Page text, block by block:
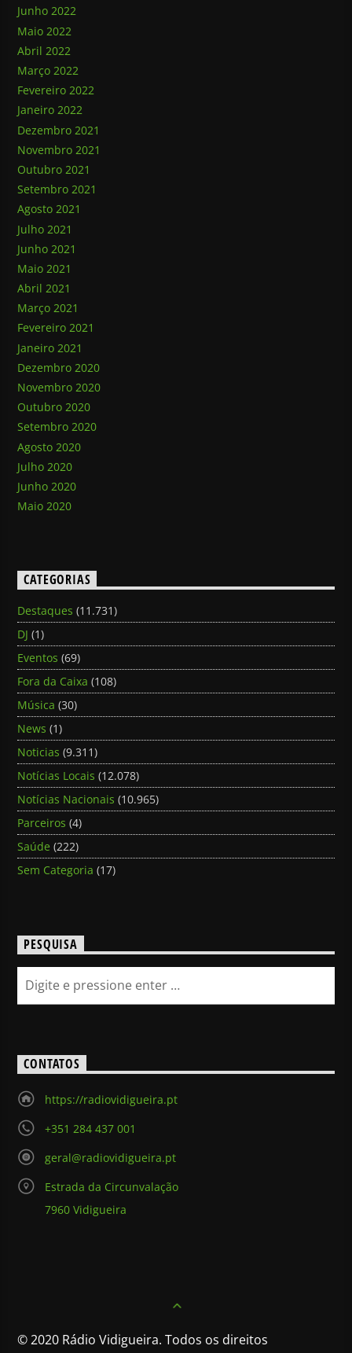
Junho 2022
Maio 2022
Abril 2022
Março 2022
Fevereiro 2022
Janeiro 2022
Dezembro 2021
Novembro 2021
Outubro 2021
Setembro 2021
Agosto 2021
Julho 2021
Junho 2021
Maio 2021
Abril 2021
Março 2021
Fevereiro 2021
Janeiro 2021
Dezembro 2020
Novembro 2020
Outubro 2020
Setembro 2020
Agosto 2020
Julho 2020
Junho 2020
Maio 2020
CATEGORIAS
Destaques (11.731)
DJ (1)
Eventos (69)
Fora da Caixa (108)
Música (30)
News (1)
Noticias (9.311)
Notícias Locais (12.078)
Notícias Nacionais (10.965)
Parceiros (4)
Saúde (222)
Sem Categoria (17)
PESQUISA
CONTATOS
https://radiovidigueira.pt
+351 284 437 001
geral@radiovidigueira.pt
Estrada da Circunvalação
7960 Vidigueira
© 2020 Rádio Vidigueira. Todos os direitos